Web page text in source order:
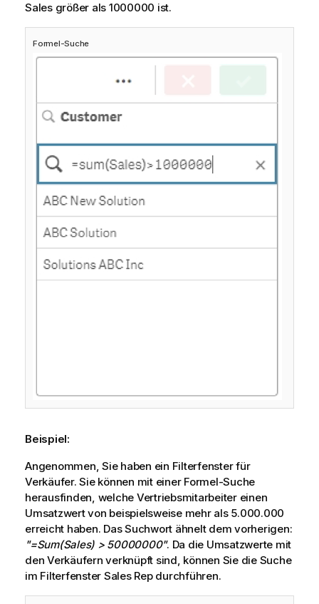
Salesgrößer als 1000000 ist.
Formel-Suche
Beispiel:
Angenommen, Sie haben ein Filterfenster für
Verkäufer. Sie können mit einer Formel-Suche
herausfinden, welche Vertriebsmitarbeiter einen
Umsatzwert von beispielsweise mehr als 5.000.000
erreicht haben. Das Suchwort ähnelt dem vorherigen:
"=Sum(Sales) > 50000000". Da die Umsatzwerte mit
den Verkäufern verknüpft sind, können Sie die Suche
im Filterfenster Sales Repdurchführen.